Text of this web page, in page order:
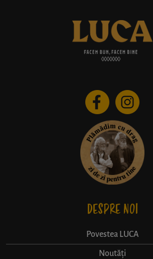
DESPRE NOI
Povestea LUCA
Noutăți